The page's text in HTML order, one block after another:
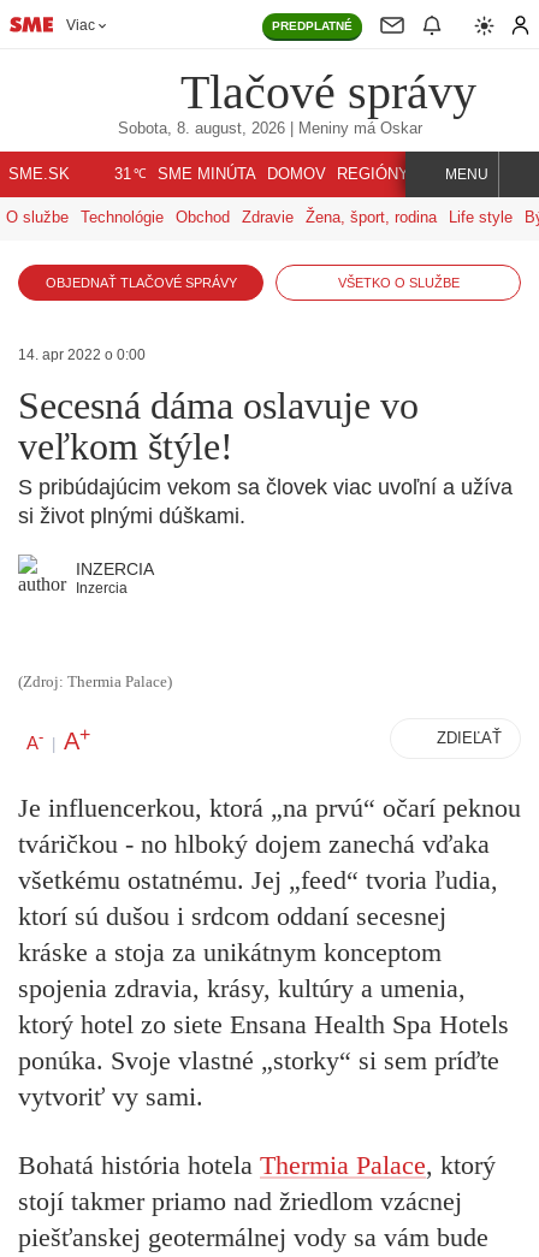
Viac PREDPLATNÉ
Tlačové správy
Sobota, 8. august, 2026| Meniny má Oskar
SME.SK 31℃ SME MINÚTA DOMOV REGIÓNY INDEX SVET
MENU
O službe Technológie Obchod Zdravie Žena, šport, rodina Life style
OBJEDNAŤ TLAČOVÉ SPRÁVY VŠETKO O SLUŽBE
14. apr 2022 o 0:00
Secesná dáma oslavuje vo
veľkom štýle!
S pribúdajúcim vekom sa človek viac uvoľní a užíva
si život plnými dúškami.
INZERCIA
Inzercia
(Zdroj: Thermia Palace)
A- | A+ ZDIEĽAŤ
Je influencerkou, ktorá „na prvú“ očarí peknou
tváričkou - no hlboký dojem zanechá vďaka
všetkému ostatnému. Jej „feed“ tvoria ľudia,
ktorí sú dušou i srdcom oddaní secesnej
kráske a stoja za unikátnym konceptom
spojenia zdravia, krásy, kultúry a umenia,
ktorý hotel zo siete Ensana Health Spa Hotels
ponúka. Svoje vlastné „storky“ si sem príďte
vytvoriť vy sami.
Bohatá história hotela Thermia Palace, ktorý
stojí takmer priamo nad žriedlom vzácnej
piešťanskej geotermálnej vody sa vám bude